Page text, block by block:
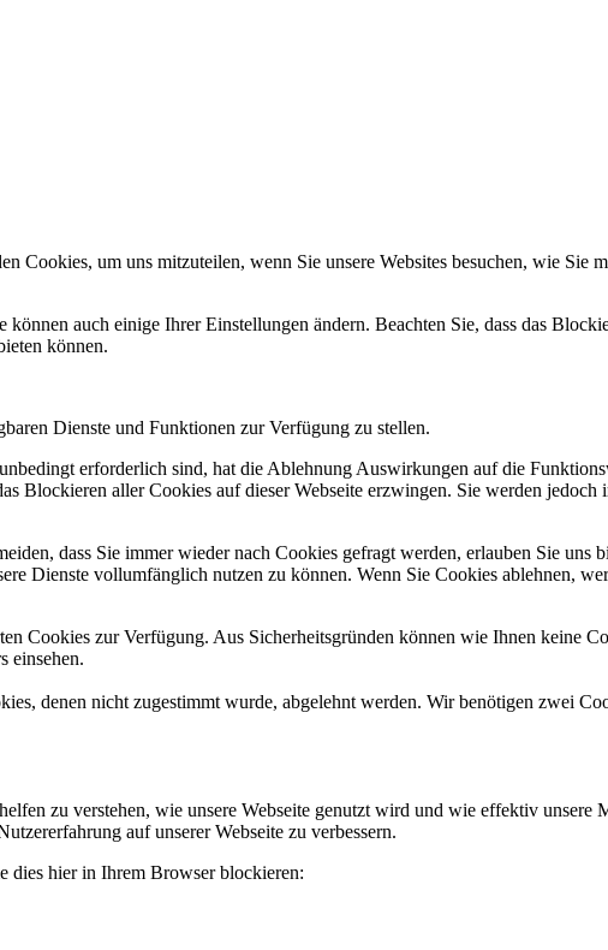
Cookies, um uns mitzuteilen, wenn Sie unsere Websites besuchen, wie Sie
auch einige Ihrer Einstellungen ändern. Beachten Sie, dass das
können.
Dienste und Funktionen zur Verfügung zu stellen.
erforderlich sind, hat die Ablehnung Auswirkungen auf die
Blockieren aller Cookies auf dieser Webseite erzwingen. Sie werden
dass Sie immer wieder nach Cookies gefragt werden, erlauben Sie uns
Dienste vollumfänglich nutzen zu können. Wenn Sie Cookies ablehnen,
Cookies zur Verfügung. Aus Sicherheitsgründen können wie Ihnen keine
einsehen.
denen nicht zugestimmt wurde, abgelehnt werden. Wir benötigen zwei
zu verstehen, wie unsere Webseite genutzt wird und wie effektiv
auf unserer Webseite zu verbessern.
dies hier in Ihrem Browser blockieren: